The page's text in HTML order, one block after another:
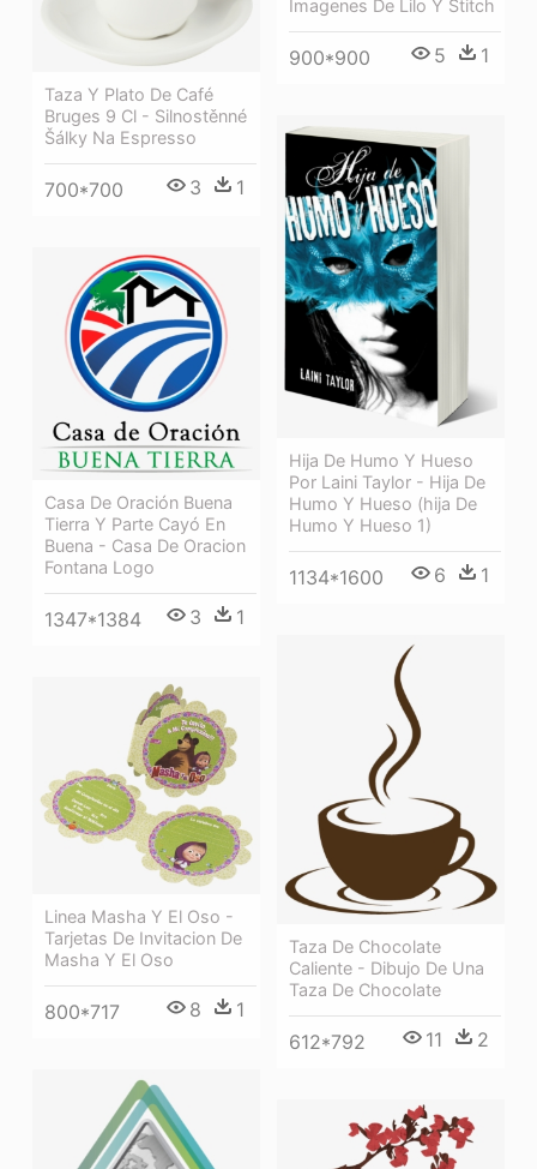
Imagenes De Lilo Y Stitch
900*900 5 1
Taza Y Plato De Café
Bruges 9 Cl - Silnostěnné
Šálky Na Espresso
700*700 3 1
Hija De Humo Y Hueso
Por Laini Taylor - Hija De
Humo Y Hueso (hija De
Humo Y Hueso 1)
1134*1600 6 1
Casa De Oración Buena
Tierra Y Parte Cayó En
Buena - Casa De Oracion
Fontana Logo
1347*1384 3 1
Taza De Chocolate
Caliente - Dibujo De Una
Taza De Chocolate
612*792 11 2
Linea Masha Y El Oso -
Tarjetas De Invitacion De
Masha Y El Oso
800*717 8 1